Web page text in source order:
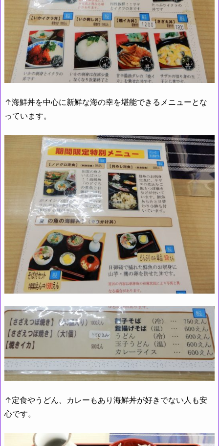
↑海鮮丼を中心に新鮮な海の幸を堪能できるメニューとな
っています。
↑定食やうどん、カレーもあり海鮮丼が好きでない人も安
心です。